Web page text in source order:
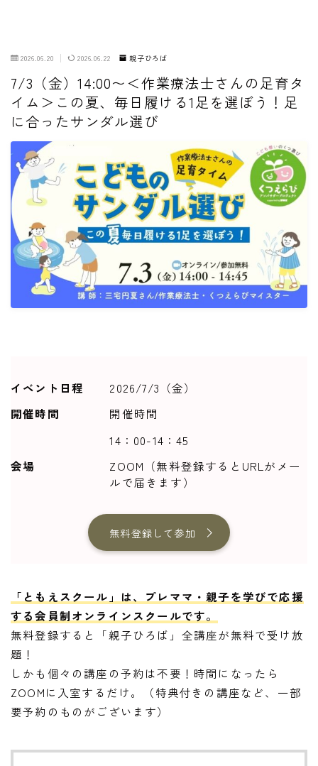
2026.06.20 2026.06.22 親子ひろば
7/3（金）14:00〜＜作業療法士さんの足育タ
イム＞この夏、毎日履ける1足を選ぼう！足
に合ったサンダル選び
イベント日程
2026/7/3（金）
開催時間
開催時間
14：00-14：45
会場
ZOOM（無料登録するとURLがメー
ルで届きます）
無料登録して参加
「ともえスクール」は、プレママ・親子を学びで応援
する会員制オンラインスクールです。
無料登録すると「親子ひろば」全講座が無料で受け放
題！
しかも個々の講座の予約は不要！時間になったら
ZOOMに入室するだけ。（特典付きの講座など、一部
要予約のものがございます）